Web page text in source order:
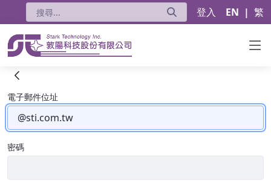
登入 EN | 繁
HPE
登入
電子郵件位址
密碼